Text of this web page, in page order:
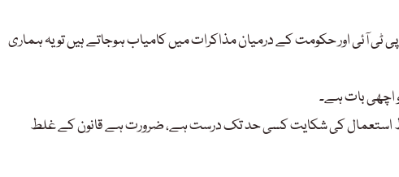
پی ٹی آئی اور حکومت کے درمیان مذاکرات میں کامیاب ہوجاتے ہیں تو یہ ہماری
اچھی بات ہے۔
غلط استعمال کی شکایت کسی حد تک درست ہے، ضرورت ہے قانون کے غلط